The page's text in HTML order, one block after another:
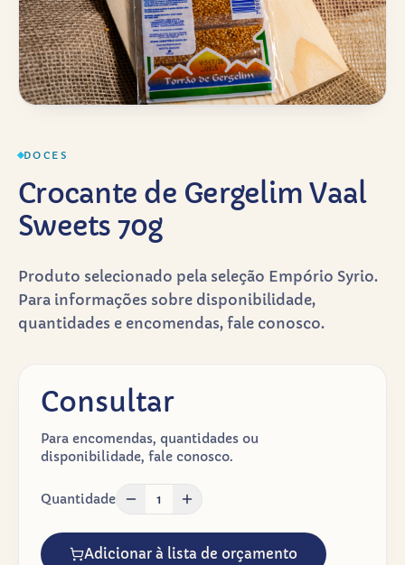
DOCES
Crocante de Gergelim Vaal
Sweets 70g
Produto selecionado pela seleção Empório Syrio.
Para informações sobre disponibilidade,
quantidades e encomendas, fale conosco.
Consultar
Para encomendas, quantidades ou
disponibilidade, fale conosco.
Quantidade 1
Adicionar à lista de orçamento